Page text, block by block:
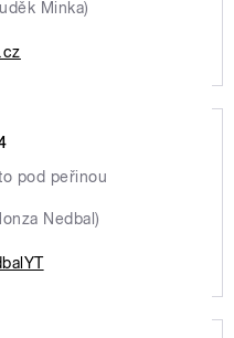
Minka)
pod peřinou
Nedbal)